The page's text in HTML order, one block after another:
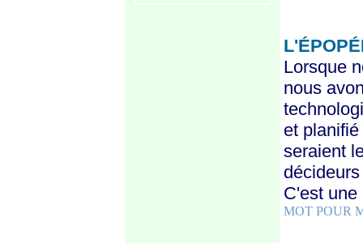
Lorsque
nous
et
seraient
C'est une
MOT POUR